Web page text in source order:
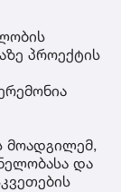
პროექტის
მოადგილემ,
და